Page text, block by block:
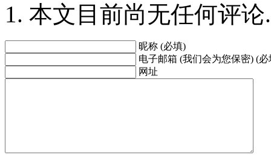
本文目前尚无任何评论.
昵称 (必填)
电子邮箱 (我们会为您保密) (必
网址